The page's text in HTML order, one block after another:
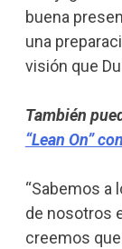
buena
una
visión que
También
“Lean On”
“Sabemos a
de nosotros
creemos